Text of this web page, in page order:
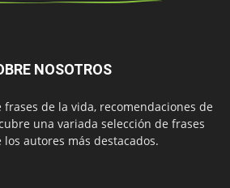
NOSOTROS
frases de la vida, recomendaciones de
una variada selección de frases
los autores más destacados.